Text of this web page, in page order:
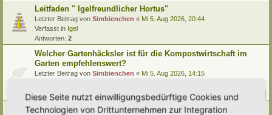
Leitfaden " Igelfreundlicher Hortus"
Letzter Beitrag von Simbienchen « Mi 5. Aug 2026, 20:44
Verfasst in Igel
Antworten: 2
Welcher Gartenhäcksler ist für die Kompostwirtschaft im
Garten empfehlenswert?
Letzter Beitrag von Simbienchen « Mi 5. Aug 2026, 14:15
Antworten:
Ernte im Juli
Diese Seite nutzt einwilligungsbedürftige Cookies und
Technologien von Drittunternehmen zur Integration